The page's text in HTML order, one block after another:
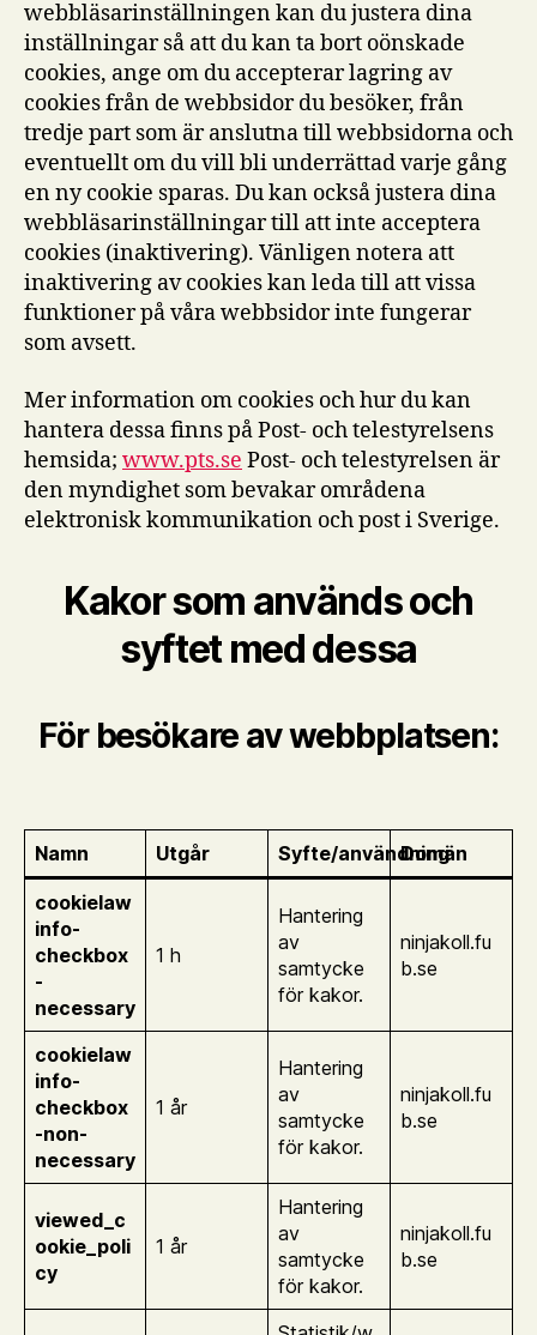
webbläsarinställningen kan du justera dina
inställningar så att du kan ta bort oönskade
cookies, ange om du accepterar lagring av
cookies från de webbsidor du besöker, från
tredje part som är anslutna till webbsidorna och
eventuellt om du vill bli underrättad varje gång
en ny cookie sparas. Du kan också justera dina
webbläsarinställningar till att inte acceptera
cookies (inaktivering). Vänligen notera att
inaktivering av cookies kan leda till att vissa
funktioner på våra webbsidor inte fungerar
som avsett.
Mer information om cookies och hur du kan
hantera dessa finns på Post- och telestyrelsens
hemsida; www.pts.se Post- och telestyrelsen är
den myndighet som bevakar områdena
elektronisk kommunikation och post i Sverige.
Kakor som används och
syftet med dessa
För besökare av webbplatsen:
Namn Utgår Syfte/användning
Domän
cookielaw
info-
checkbox
-
necessary
1 h
Hantering
av
samtycke
för kakor.
ninjakoll.fu
b.se
cookielaw
info-
checkbox
-non-
necessary
1 år
Hantering
av
samtycke
för kakor.
ninjakoll.fu
b.se
viewed_c
ookie_poli
cy
1 år
Hantering
av
samtycke
för kakor.
ninjakoll.fu
b.se